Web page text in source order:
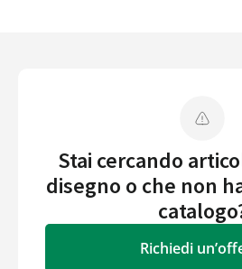
Stai cercando
disegno o che non
Richiedi